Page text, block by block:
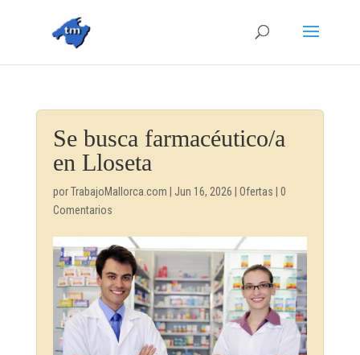
Se busca farmacéutico/a
en Lloseta
porTrabajoMallorca.com Jun 16, 2026 Ofertas
0
Comentarios